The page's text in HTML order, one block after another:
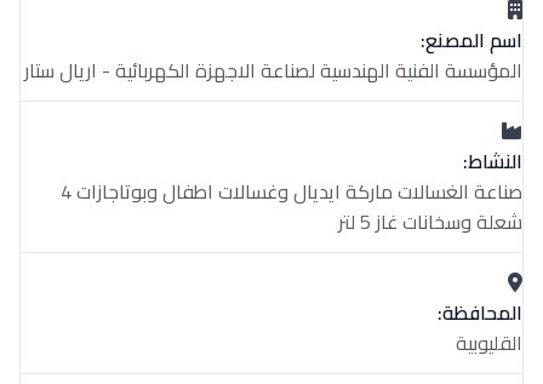
اسم المصنع:
المؤسسة الفنية الهندسية لصناعة الاجهزة الكهربائية - اريال ستار
النشاط:
صناعة الغسالات ماركة ايديال وغسالات اطفال وبوتاجازات 4
شعلة وسخانات غاز 5 لتر
المحافظة:
القليوبية